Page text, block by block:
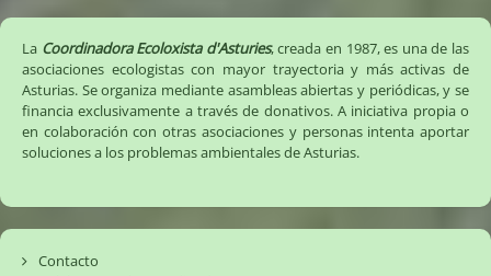
La Coordinadora Ecoloxista d'Asturies, creada en 1987, es una de las
asociaciones ecologistas con mayor trayectoria y más activas de
Asturias. Se organiza mediante asambleas abiertas y periódicas, y se
financia exclusivamente a través de donativos. A iniciativa propia o
en colaboración con otras asociaciones y personas intenta aportar
soluciones a los problemas ambientales de Asturias.
Contacto